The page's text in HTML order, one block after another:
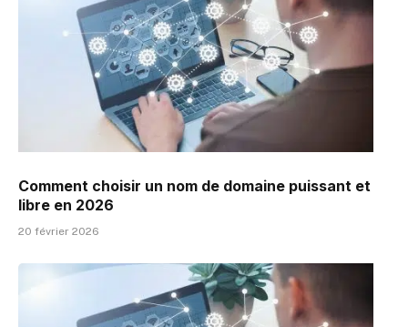
Comment choisir un nom de domaine puissant et
libre en 2026
20 février 2026